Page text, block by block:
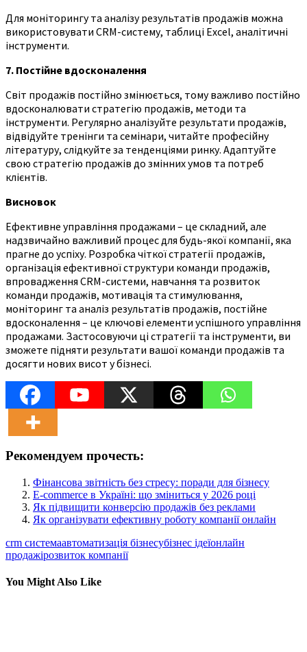
Для моніторингу та аналізу результатів продажів можна
використовувати CRM-систему, таблиці Excel, аналітичні
інструменти.
7. Постійне вдосконалення
Світ продажів постійно змінюється, тому важливо постійно
вдосконалювати стратегію продажів, методи та
інструменти. Регулярно аналізуйте результати продажів,
відвідуйте тренінги та семінари, читайте професійну
літературу, слідкуйте за тенденціями ринку. Адаптуйте
свою стратегію продажів до змінних умов та потреб
клієнтів.
Висновок
Ефективне управління продажами – це складний, але
надзвичайно важливий процес для будь-якої компанії, яка
прагне до успіху. Розробка чіткої стратегії продажів,
організація ефективної структури команди продажів,
впровадження CRM-системи, навчання та розвиток
команди продажів, мотивація та стимулювання,
моніторинг та аналіз результатів продажів, постійне
вдосконалення – це ключові елементи успішного управління
продажами. Застосовуючи ці стратегії та інструменти, ви
зможете підняти результати вашої команди продажів та
досягти нових висот у бізнесі.
Рекомендуем прочесть:
Фінансова звітність без стресу: поради для бізнесу
E-commerce в Україні: що зміниться у 2026 році
Як підвищити конверсію продажів без реклами
Як організувати ефективну роботу компанії онлайн
crm системаавтоматизація бізнесубізнес ідеїонлайн
продажірозвиток компанії
You Might Also Like